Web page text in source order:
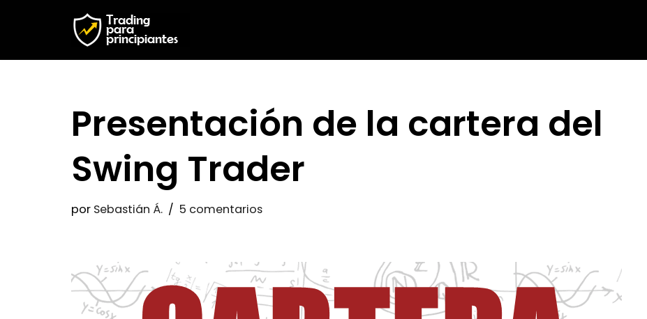
al
Presentación de la cartera del
Swing Trader
por Sebastián Á. 5 comentarios